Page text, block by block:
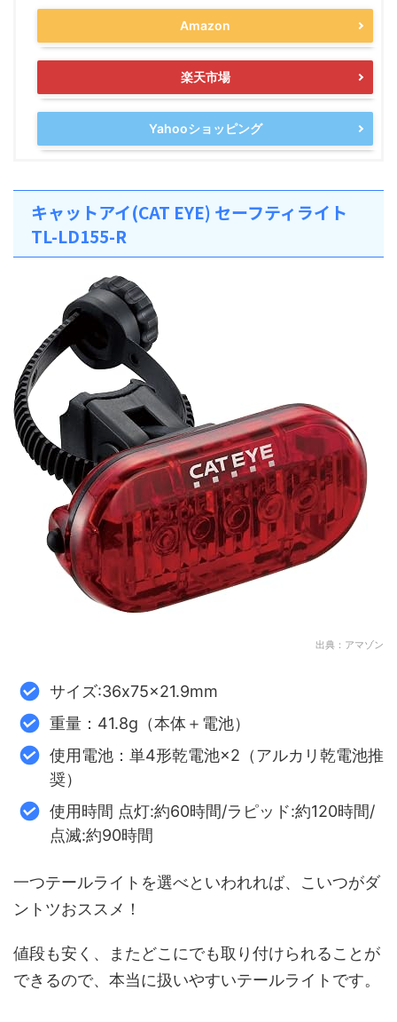
Amazon
楽天市場
Yahooショッピング
キャットアイ(CAT EYE) セーフティライト
TL-LD155-R
出典：アマゾン
サイズ:36x75x21.9mm
重量：41.8g（本体＋電池）
使用電池：単4形乾電池×2（アルカリ乾電池推
奨）
使用時間 点灯:約60時間/ラピッド:約120時間/
点滅:約90時間
一つテールライトを選べといわれれば、こいつがダ
ントツおススメ！
値段も安く、またどこにでも取り付けられることが
できるので、本当に扱いやすいテールライトです。